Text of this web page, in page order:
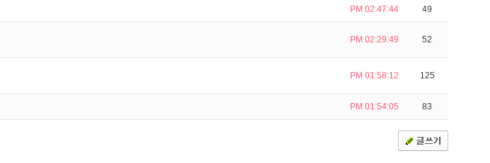
PM 02:47:44 49
PM 02:29:49 52
PM 01:58:12 125
PM 01:54:05 83